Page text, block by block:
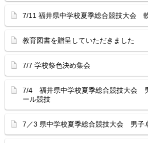
7/11 福井県中学校夏季総合競技大会
教育図書を贈呈していただきました
7/7 学校祭色決め集会
7/4 福井県中学校夏季総合競技大会
ール競技
7／3 県中学校夏季総合競技大会 男子